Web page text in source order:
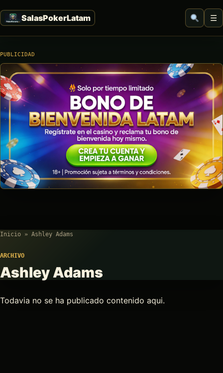
☰
PUBLICIDAD
Inicio » Ashley Adams
ARCHIVO
Ashley Adams
Todavia no se ha publicado contenido aqui.